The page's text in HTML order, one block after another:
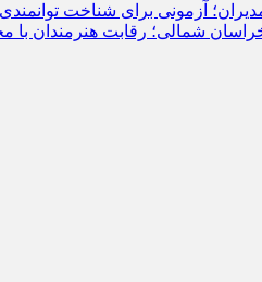
آزمونی برای شناخت
شمالی؛ رقابت هنرمندان با